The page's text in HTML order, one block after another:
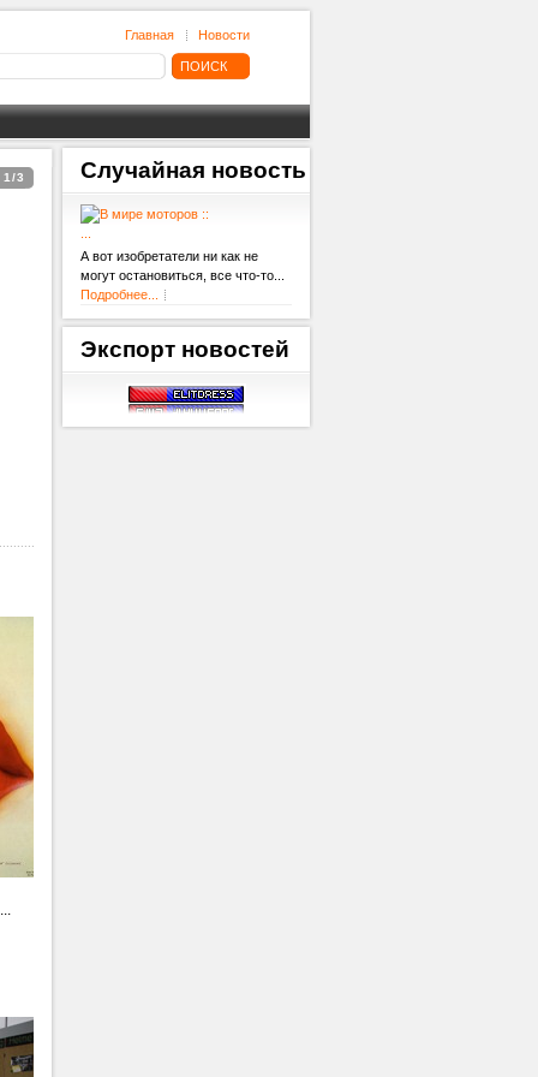
Главная Новости
1/3 Случайная новость
А вот изобретатели ни как не
могут остановиться, все что-то...
Подробнее...
Экспортновостей